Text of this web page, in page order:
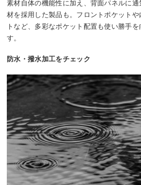
素材自体の機能性に加え、背面パネルに
材を採用した製品も。フロントポケット
トなど、多彩なポケット配置も使い勝手
す。
防水・撥水加工をチェック